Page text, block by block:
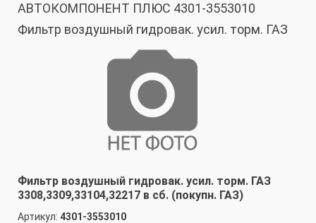
АВТОКОМПОНЕНТ ПЛЮС 4301-3553010
Фильтр воздушный гидровак. усил. торм. ГАЗ
Фильтр воздушный гидровак. усил. торм. ГАЗ
3308,3309,33104,32217 в сб. (покупн. ГАЗ)
Артикул: 4301-3553010